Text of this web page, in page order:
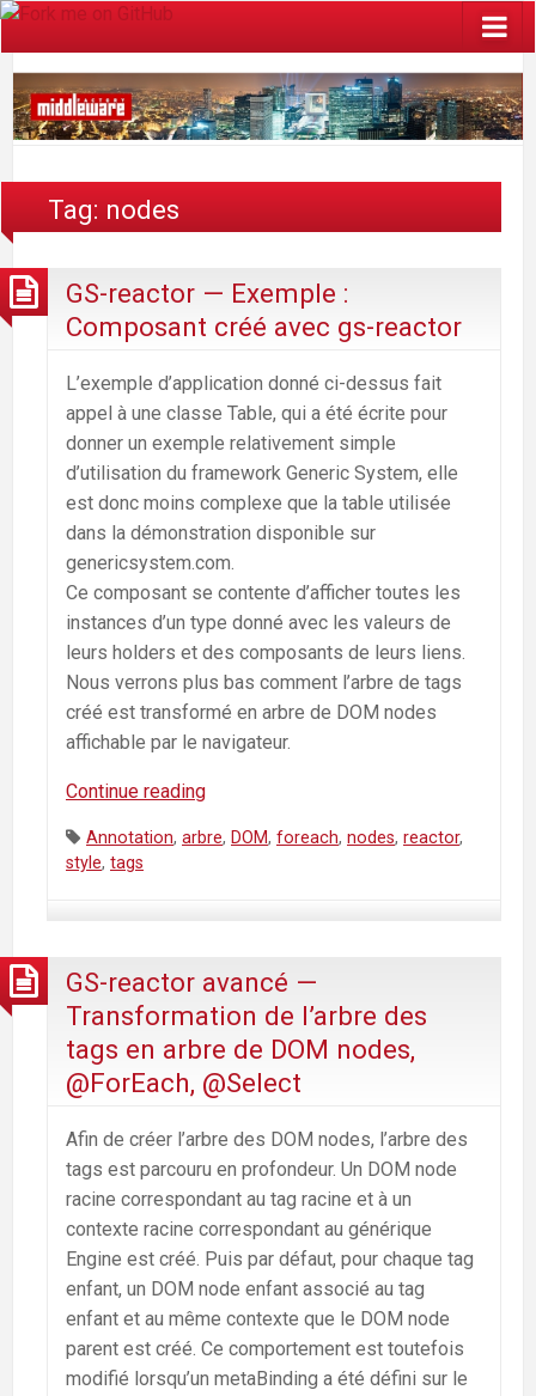
Tag: nodes
GS-reactor — Exemple :
Composant créé avec gs-reactor
L’exemple d’application donné ci-dessus fait
appel à une classe Table, qui a été écrite pour
donner un exemple relativement simple
d’utilisation du framework Generic System, elle
est donc moins complexe que la table utilisée
dans la démonstration disponible sur
genericsystem.com.
Ce composant se contente d’afficher toutes les
instances d’un type donné avec les valeurs de
leurs holders et des composants de leurs liens.
Nous verrons plus bas comment l’arbre de tags
créé est transformé en arbre de DOM nodes
affichable par le navigateur.
Continue reading
—
gs-
reactor
Tags:
Annotation, arbre, DOM, foreach, nodes, reactor,
style, tags
GS-reactor avancé —
Transformation de l’arbre des
tags en arbre de DOM nodes,
@ForEach, @Select
Afin de créer l’arbre des DOM nodes, l’arbre des
tags est parcouru en profondeur. Un DOM node
racine correspondant au tag racine et à un
contexte racine correspondant au générique
Engine est créé. Puis par défaut, pour chaque tag
enfant, un DOM node enfant associé au tag
enfant et au même contexte que le DOM node
parent est créé. Ce comportement est toutefois
modifié lorsqu’un metaBinding a été défini sur le